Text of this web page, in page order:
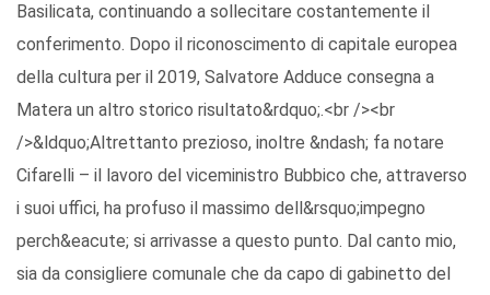
Basilicata, continuando a sollecitare costantemente il
conferimento. Dopo il riconoscimento di capitale europea
della cultura per il 2019, Salvatore Adduce consegna a
Matera un altro storico risultato&rdquo;.<br /><br
/>&ldquo;Altrettanto prezioso, inoltre &ndash; fa notare
Cifarelli – il lavoro del viceministro Bubbico che, attraverso
i suoi uffici, ha profuso il massimo dell&rsquo;impegno
perch&eacute; si arrivasse a questo punto. Dal canto mio,
sia da consigliere comunale che da capo di gabinetto del